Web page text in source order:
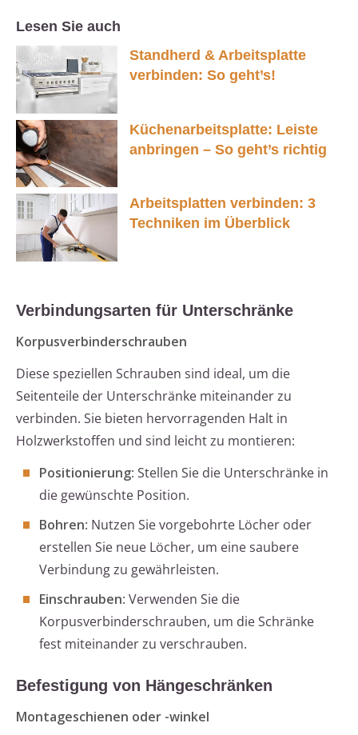
Lesen Sie auch
Standherd & Arbeitsplatte
verbinden: So geht’s!
Küchenarbeitsplatte: Leiste
anbringen – So geht’s richtig
Arbeitsplatten verbinden: 3
Techniken im Überblick
Verbindungsarten für Unterschränke
Korpusverbinderschrauben
Diese speziellen Schrauben sind ideal, um die
Seitenteile der Unterschränke miteinander zu
verbinden. Sie bieten hervorragenden Halt in
Holzwerkstoffen und sind leicht zu montieren:
Positionierung: Stellen Sie die Unterschränke in
die gewünschte Position.
Bohren: Nutzen Sie vorgebohrte Löcher oder
erstellen Sie neue Löcher, um eine saubere
Verbindung zu gewährleisten.
Einschrauben: Verwenden Sie die
Korpusverbinderschrauben, um die Schränke
fest miteinander zu verschrauben.
Befestigung von Hängeschränken
Montageschienen oder -winkel